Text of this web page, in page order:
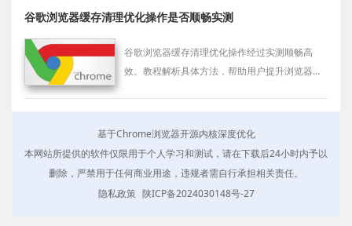
谷歌浏览器缓存清理优化操作是否顺畅实测
谷歌浏览器缓存清理优化操作经过实测顺畅高
效。教程解析具体方法，帮助用户提升浏览器运
基于Chrome浏览器开源内核深度优化
本网站所提供的软件仅限用于个人学习和测试，请在下载后24小时内予以
删除，严禁用于任何商业用途，违规者需自行承担相关责任。
隐私政策 陕ICP备2024030148号-27